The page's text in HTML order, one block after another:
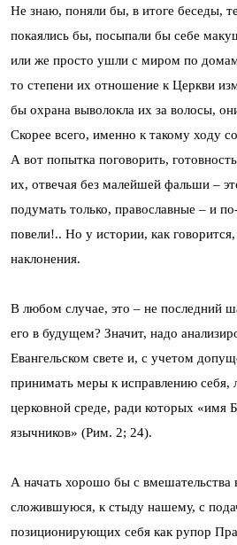
Не знаю, поняли бы, в итоге беседы,
покаялись бы, посыпали бы себе
или же просто ушли с миром по
то степени их отношение к Церкви
бы охрана выволокла их за волосы,
Скорее всего, именно к такому ходу
А вот попытка поговорить,
их, отвечая без малейшей фальши –
подумать только, православные – и
повели!.. Но у истории, как говорится,
наклонения.
В любом случае, это – не последний
его в будущем? Значит, надо
Евангельском свете и, с учетом
принимать меры к исправлению себя,
церковной среде, ради которых «имя
язычников» (Рим. 2; 24).
А начать хорошо бы с вмешательства
сложившуюся, к стыду нашему, с
позиционирующих себя как рупор